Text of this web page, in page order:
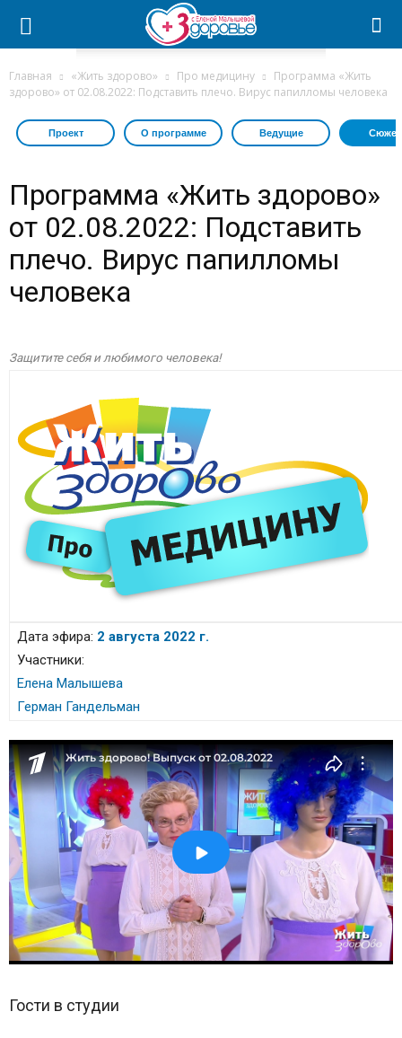
Главная «Жить здорово» Про медицину
Программа «Жить
здорово» от 02.08.2022: Подставить плечо. Вирус папилломы человека
Проект О программе Ведущие
Программа «Жить здорово»
от 02.08.2022: Подставить
плечо. Вирус папилломы
человека
Защитите себя и любимого человека!
Дата эфира: 2 августа 2022 г.
Участники:
Елена Малышева
Герман Гандельман
Гости в студии